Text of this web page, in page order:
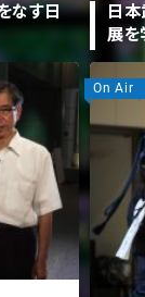
なす日
日
展を
On Air